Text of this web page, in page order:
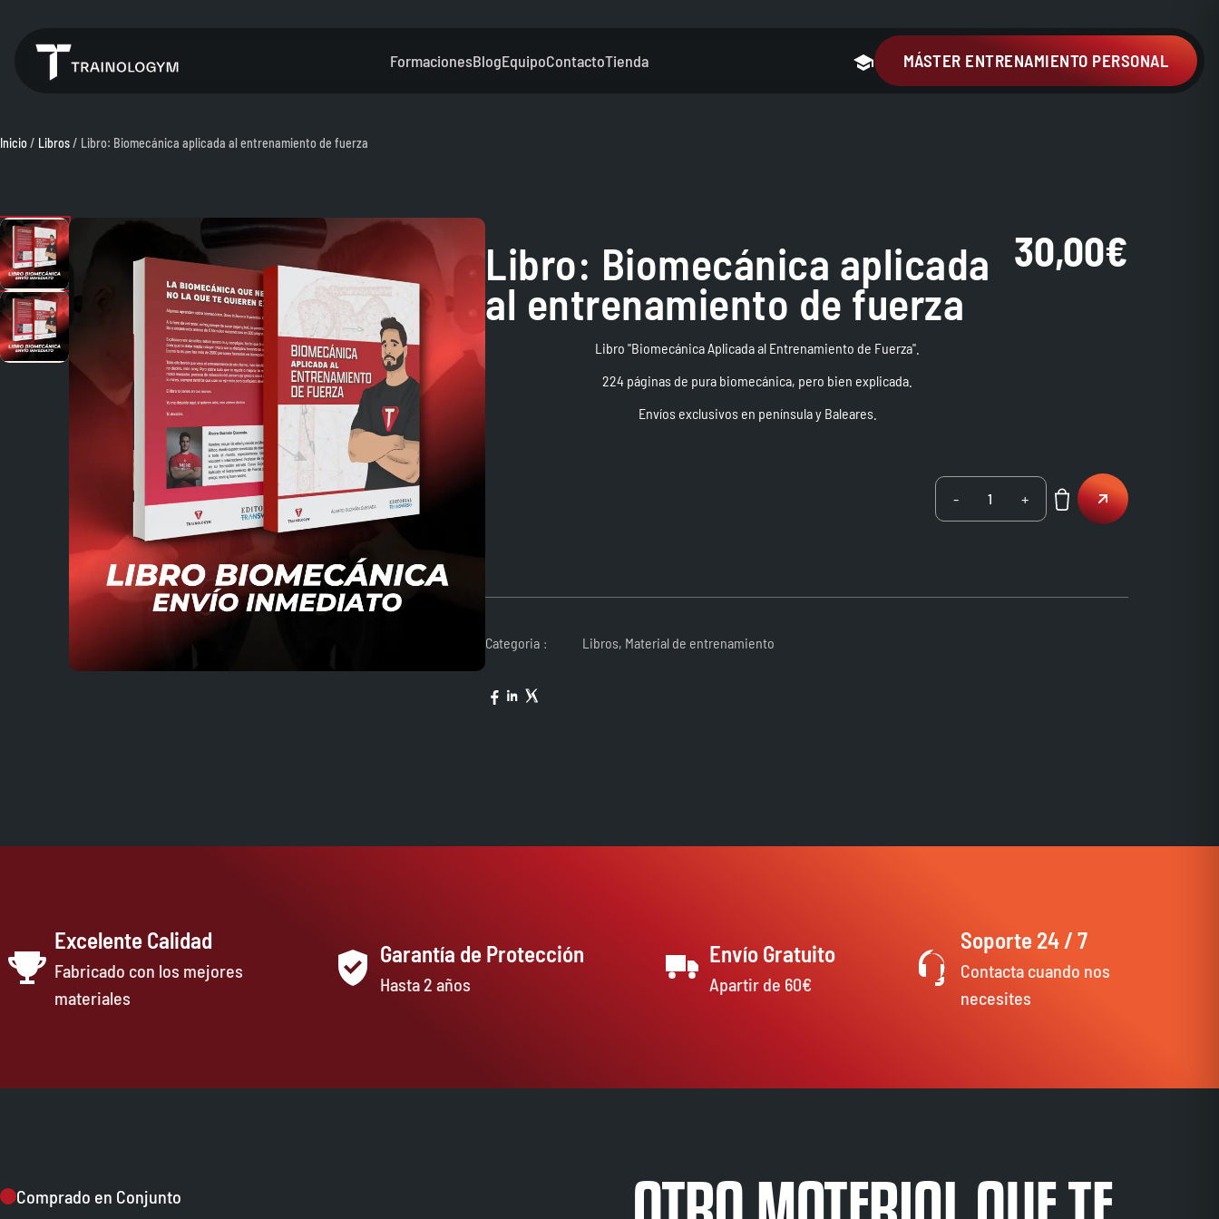
FormacionesBlogEquipoContactoTienda MÁSTER ENTRENAMIENTO PERSONAL
Inicio/ Libros/ Libro: Biomecánica aplicada al entrenamiento de fuerza
Libro: Biomecánica aplicada
al entrenamiento de fuerza
30,00€
Libro "Biomecánica Aplicada al Entrenamiento de Fuerza".
224 páginas de pura biomecánica, pero bien explicada.
Envíos exclusivos en península y Baleares.
- 1 +
Categoria Libros, Material de entrenamiento
Excelente Calidad
Fabricado con los mejores
materiales
Garantía de Protección
Hasta 2 años
Envío Gratuito
Apartir de 60€
Soporte 24 / 7
Contacta cuando nos
necesites
Comprado en Conjunto